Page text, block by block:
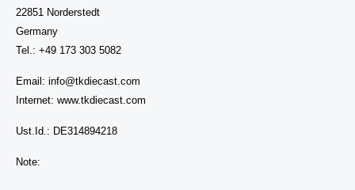
22851 Norderstedt
Germany
Tel.: +49 173 303 5082
Email: info@tkdiecast.com
Internet: www.tkdiecast.com
Ust.Id.: DE314894218
Note: